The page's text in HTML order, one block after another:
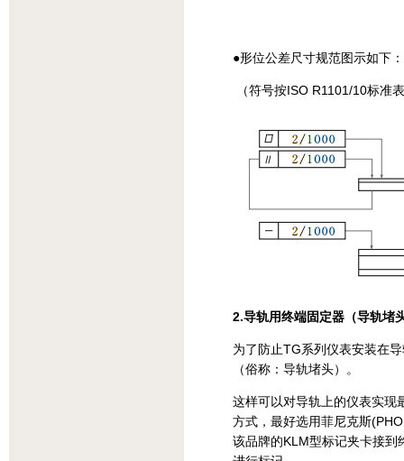
●形位公差尺寸规范图示如下：
（符号按ISO R1101/10标准
2.导轨用终端固定器（导轨堵
为了防止TG系列仪表安装在
（俗称：导轨堵头）。
这样可以对导轨上的仪表实现
方式，最好选用菲尼克斯
该品牌的KLM型标记夹卡接到